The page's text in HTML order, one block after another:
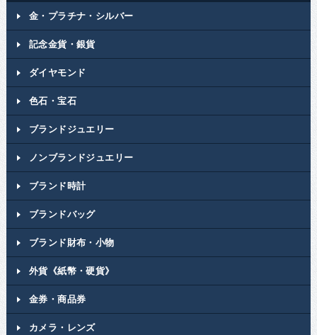
金・プラチナ・シルバー
記念金貨・銀貨
ダイヤモンド
色石・宝石
ブランドジュエリー
ノンブランドジュエリー
ブランド時計
ブランドバッグ
ブランド財布・小物
外貨《紙幣・硬貨》
金券・商品券
カメラ・レンズ